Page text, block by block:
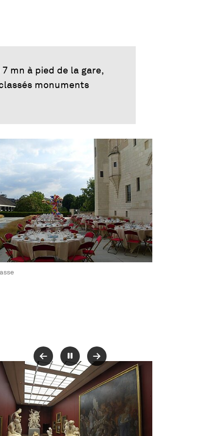
mn à pied de la gare,
monuments
agrandie de l'image
une nouvelle fenêtre
Pause
agrandie de l'image